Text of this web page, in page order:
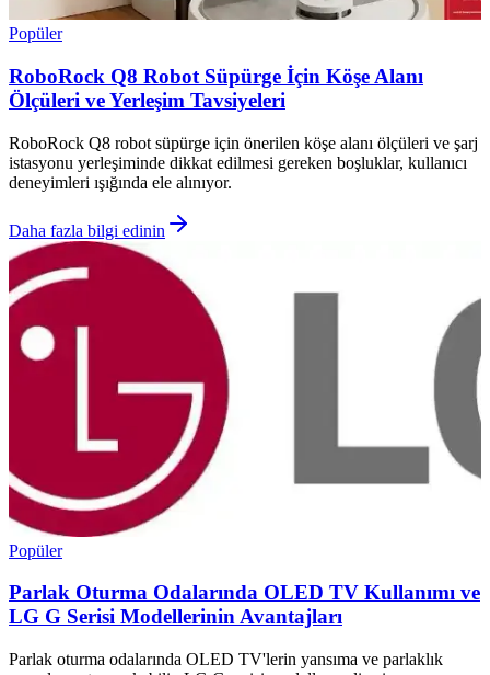
Popüler
RoboRock Q8 Robot Süpürge İçin Köşe Alanı
Ölçüleri ve Yerleşim Tavsiyeleri
RoboRock Q8 robot süpürge için önerilen köşe alanı ölçüleri ve şarj
istasyonu yerleşiminde dikkat edilmesi gereken boşluklar, kullanıcı
deneyimleri ışığında ele alınıyor.
Daha fazla bilgi edinin
Popüler
Parlak Oturma Odalarında OLED TV Kullanımı ve
LG G Serisi Modellerinin Avantajları
Parlak oturma odalarında OLED TV'lerin yansıma ve parlaklık